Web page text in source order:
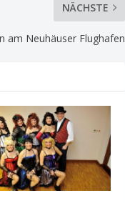
NÄCHSTE
am Neuhäuser Flughafen